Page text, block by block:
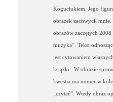
Koguciukiem. Jego
obrazek zachwycił
obrazów zaczętych 2008
muzyka”. Tekst
jest cytowaniem
książki. W obrazie
kwestia ma numer w
„czytać”. Wtedy obraz